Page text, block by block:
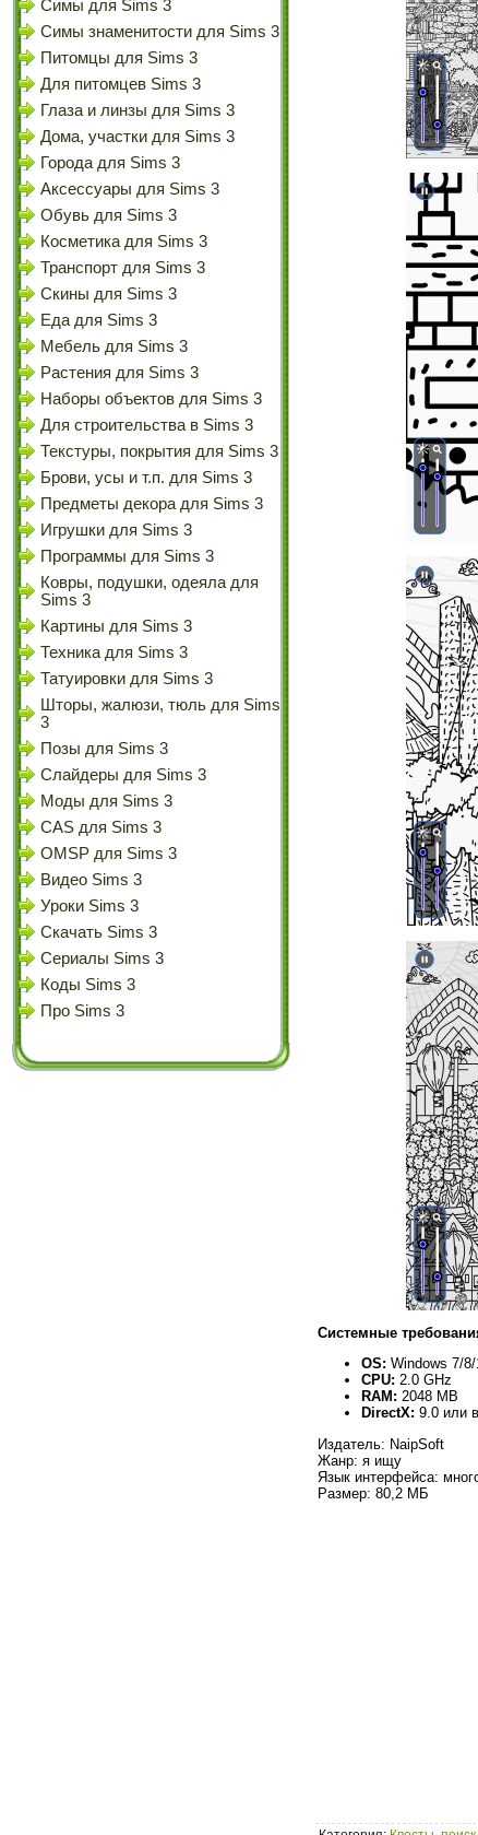
Симы для Sims 3
Симы знаменитости для Sims 3
Питомцы для Sims 3
Для питомцев Sims 3
Глаза и линзы для Sims 3
Дома, участки для Sims 3
Города для Sims 3
Аксессуары для Sims 3
Обувь для Sims 3
Косметика для Sims 3
Транспорт для Sims 3
Скины для Sims 3
Еда для Sims 3
Мебель для Sims 3
Растения для Sims 3
Наборы объектов для Sims 3
Для строительства в Sims 3
Текстуры, покрытия для Sims 3
Брови, усы и т.п. для Sims 3
Предметы декора для Sims 3
Игрушки для Sims 3
Программы для Sims 3
Ковры, подушки, одеяла для
Sims 3
Картины для Sims 3
Техника для Sims 3
Татуировки для Sims 3
Шторы, жалюзи, тюль для Sims
3
Позы для Sims 3
Слайдеры для Sims 3
Моды для Sims 3
CAS для Sims 3
OMSP для Sims 3
Видео Sims 3
Уроки Sims 3
Скачать Sims 3
Сериалы Sims 3
Коды Sims 3
Про Sims 3
Системные
OS: Windows 7/8/
CPU: 2.0 GHz
RAM: 2048 MB
DirectX: 9.0 или
Издатель: NaipSoft
Жанр: я ищу
Язык интерфейса:
Размер: 80,2 МБ